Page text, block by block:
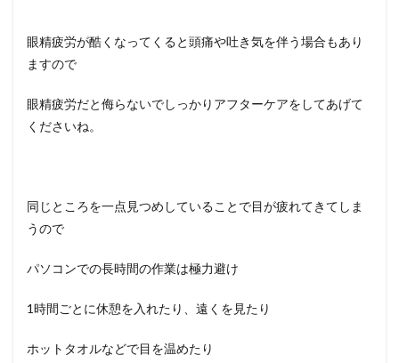
眼精疲労が酷くなってくると頭痛や吐き気を伴う場合もあり
ますので
眼精疲労だと侮らないでしっかりアフターケアをしてあげて
くださいね。
同じところを一点見つめしていることで目が疲れてきてしま
うので
パソコンでの長時間の作業は極力避け
1時間ごとに休憩を入れたり、遠くを見たり
ホットタオルなどで目を温めたり